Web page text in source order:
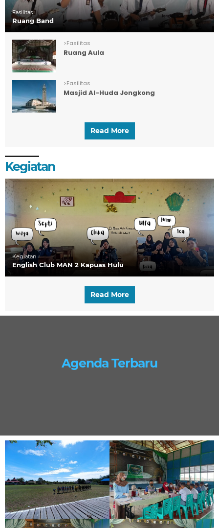
Fasilitas
Ruang Band
>Fasilitas
Ruang Aula
>Fasilitas
Masjid Al-Huda Jongkong
Read More
Kegiatan
Kegiatan
English Club MAN 2 Kapuas Hulu
Read More
Agenda Terbaru